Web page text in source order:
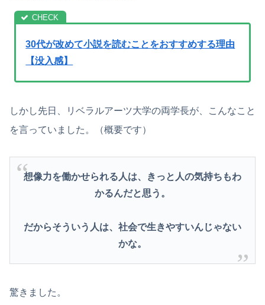
30代が改めて小説を読むことをおすすめする理由
【没入感】
しかし先日、リベラルアーツ大学の両学長が、こんなこと
を言っていました。（概要です）
想像力を働かせられる人は、きっと人の気持ちもわ
かるんだと思う。
だからそういう人は、社会で生きやすいんじゃない
かな。
驚きました。